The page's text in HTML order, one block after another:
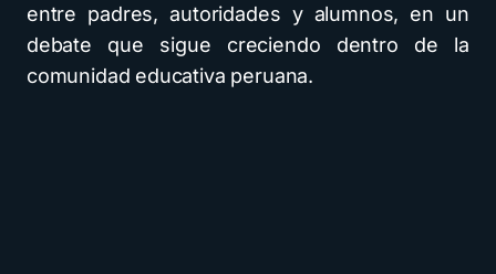
entre padres, autoridades y alumnos, en un
debate que sigue creciendo dentro de la
comunidad educativa peruana.